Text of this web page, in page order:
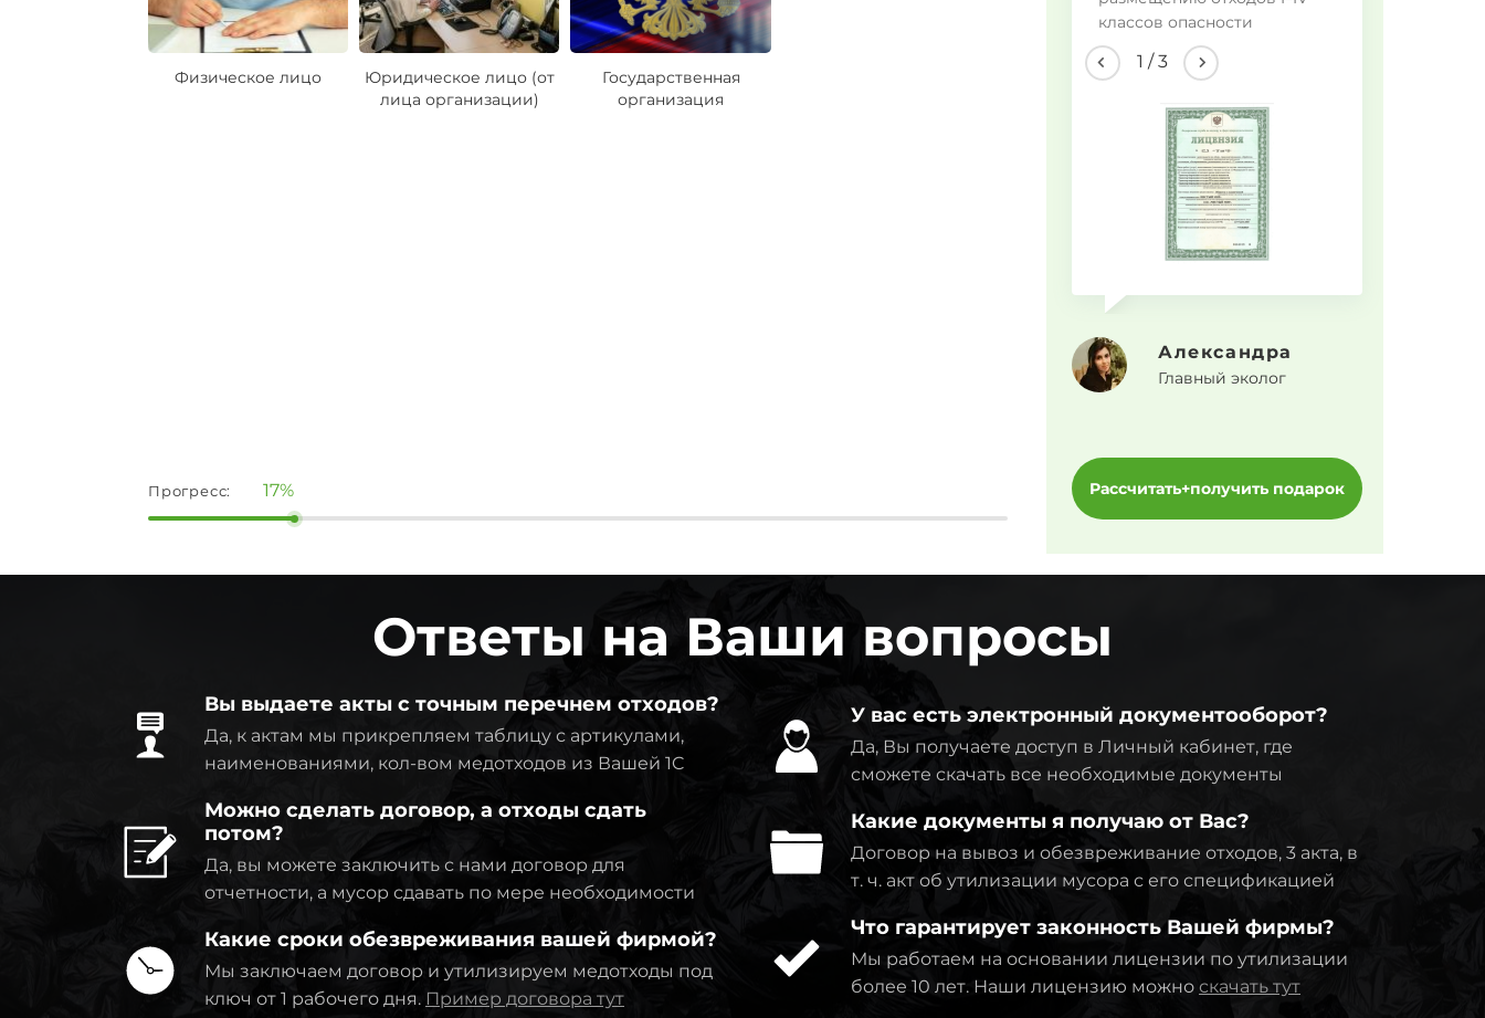
Физическое лицо
Юридическое лицо (от
лица организации)
Государственная
организация
Прогресс: 17%
классов опасности
2 /3
Александра
Главный эколог
Рассчитать+получить подарок
Ответы на Ваши вопросы
Вы выдаете акты с точным перечнем отходов?
Да, к актам мы прикрепляем таблицу с артикулами,
наименованиями, кол-вом медотходов из Вашей 1C
Можно сделать договор, а отходы сдать
потом?
Да, вы можете заключить с нами договор для
отчетности, а мусор сдавать по мере необходимости
Какие сроки обезвреживания вашей фирмой?
Мы заключаем договор и утилизируем медотходы под
ключ от 1 рабочего дня. Пример договора тут
У вас есть электронный документооборот?
Да, Вы получаете доступ в Личный кабинет, где
сможете скачать все необходимые документы
Какие документы я получаю от Вас?
Договор на вывоз и обезвреживание отходов, 3 акта, в
т. ч. акт об утилизации мусора с его спецификацией
Что гарантирует законность Вашей фирмы?
Мы работаем на основании лицензии по утилизации
более 10 лет. Наши лицензию можно скачать тут